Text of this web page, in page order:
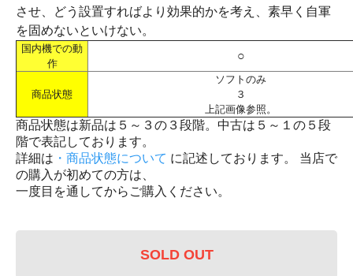
させ、どう設置すればより効果的かを考え、素早く自軍
を固めないといけない。
国内機での動
作
○
商品状態
ソフトのみ
３
上記画像参照。
商品状態は新品は５～３の３段階。中古は５～１の５段
階で表記しております。
詳細は ・商品状態について に記述しております。 当店で
の購入が初めての方は、
一度目を通してからご購入ください。
SOLD OUT